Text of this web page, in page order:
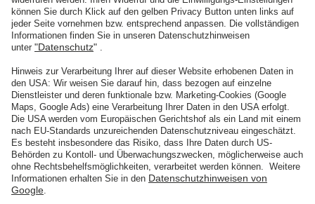
weiterlesen
Impressum Datenschutz
Barrierefreiheit
Vertrag widerrufen